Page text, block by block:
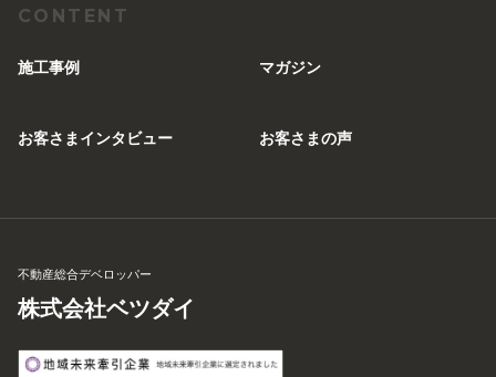
CONTENT
施工事例 マガジン
お客さまインタビュー お客さまの声
不動産総合デベロッパー
株式会社ベツダイ